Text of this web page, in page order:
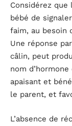
Considérez
bébé de
faim, au besoin
Une réponse
câlin, peut
nom
apaisant et
le parent, et
L’absence de